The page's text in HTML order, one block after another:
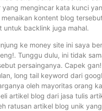
mengincar kata kunci
kontent blog
untuk backlink juga mahal.
ke money site ini saya
Tunggu dulu, ini tidak
persainganya. Capek
long tail keyword dari
oleh mayoritas orang
artikel blog dari jasa tulis
ratusan artikel blog unik